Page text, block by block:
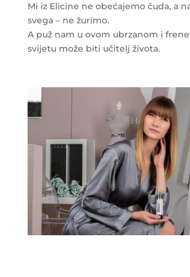
Mi iz Elicine ne obećajemo čuda, a
svega – ne žurimo.
A puž nam u ovom ubrzanom i
svijetu može biti učitelj života.